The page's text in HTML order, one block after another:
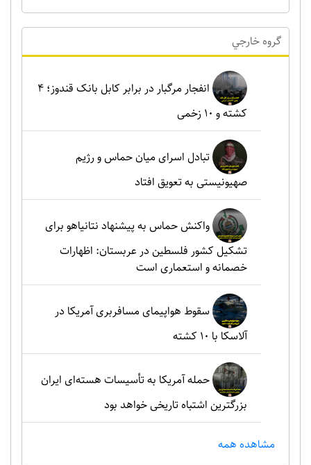
گروه خارجي
انفجار مرگبار در برابر کابل بانک قندوز؛ ۴
کشته و ۱۰ زخمی
تبادل اسرای میان حماس و رژیم
صهیونیستی به تعویق افتاد
واکنش حماس به پیشنهاد نتانیاهو برای
تشکیل کشور فلسطین در عربستان: اظهارات
خصمانه و استعماری است
سقوط هواپیمای مسافربری آمریکا در
آلاسکا با ۱۰ کشته
حمله آمریکا به تأسیسات هسته‌ای ایران
بزرگترین اشتباه تاریخی خواهد بود
مشاهده همه